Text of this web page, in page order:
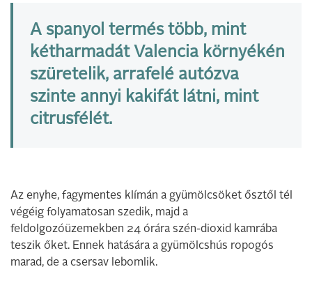
A spanyol termés több, mint
kétharmadát Valencia környékén
szüretelik, arrafelé autózva
szinte annyi kakifát látni, mint
citrusfélét.
Az enyhe, fagymentes klímán a gyümölcsöket ősztől tél
végéig folyamatosan szedik, majd a
feldolgozóüzemekben 24 órára szén-dioxid kamrába
teszik őket. Ennek hatására a gyümölcshús ropogós
marad, de a csersav lebomlik.